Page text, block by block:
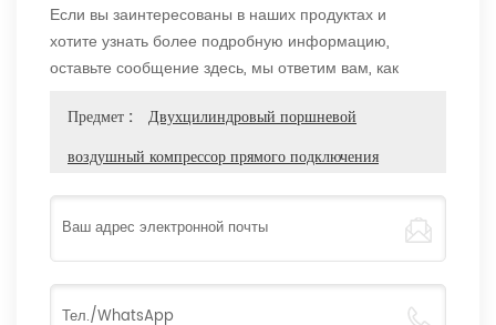
Если вы заинтересованы в наших продуктах и
хотите узнать более подробную информацию,
оставьте сообщение здесь, мы ответим вам, как
Предмет :
Двухцилиндровый поршневой
воздушный компрессор прямого подключения